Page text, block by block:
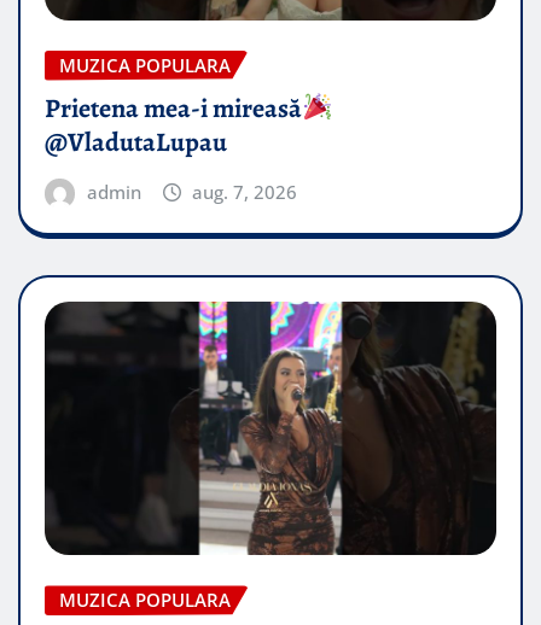
MUZICA POPULARA
Prietena mea-i mireasă​
@VladutaLupau
admin aug. 7, 2026
MUZICA POPULARA